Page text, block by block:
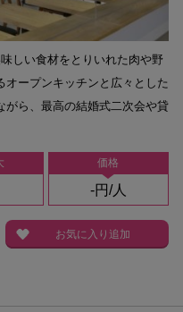
価格
-円/人
しい食材をとりいれた肉や野
ープンキッチンと広々とした
がら、最高の結婚式二次会や貸
お気に入り追加